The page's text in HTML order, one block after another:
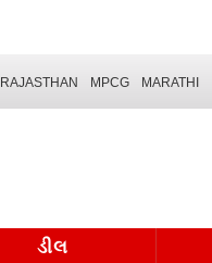
RAJASTHAN MPCG MARATHI
ડીલ